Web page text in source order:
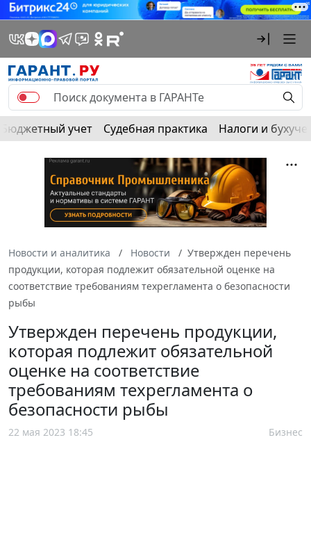
Бюджетный учет Судебная практика Налоги и
Новости и аналитика Новости
Утвержден перечень
продукции, которая подлежит обязательной оценке на
соответствие требованиям техрегламента о безопасности
рыбы
Утвержден перечень продукции,
которая подлежит обязательной
оценке на соответствие
требованиям техрегламента о
безопасности рыбы
22 мая 2023 18:45 Бизнес